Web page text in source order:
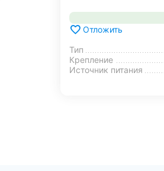
Отложить
Тип
Крепление
Источник питания